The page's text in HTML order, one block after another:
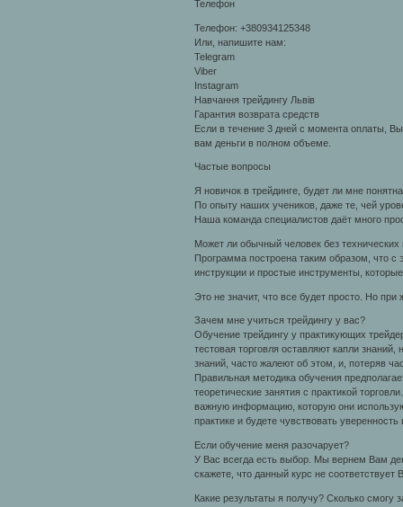
Телефон
Телефон: +380934125348
Или, напишите нам:
Telegram
Viber
Instagram
Навчання трейдингу Львів
Гарантия возврата средств
Если в течение 3 дней с момента оплаты,
вам деньги в полном объеме.
Частые вопросы
Я новичок в трейдинге, будет ли мне
По опыту наших учеников, даже те, чей
Наша команда специалистов даёт много
Может ли обычный человек без технических
Программа построена таким образом, что
инструкции и простые инструменты,
Это не значит, что все будет просто. Но
Зачем мне учиться трейдингу у вас?
Обучение трейдингу у практикующих
тестовая торговля оставляют капли
знаний, часто жалеют об этом, и, потеряв
Правильная методика обучения
теоретические занятия с практикой
важную информацию, которую они
практике и будете чувствовать уверенность
Если обучение меня разочарует?
У Вас всегда есть выбор. Мы вернем Вам
скажете, что данный курс не
Какие результаты я получу? Сколько смогу